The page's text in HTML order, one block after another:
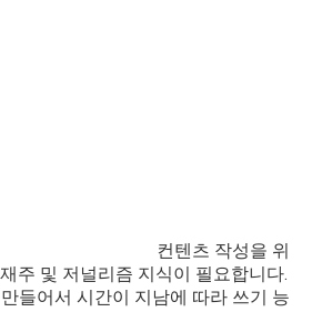
컨텐츠 작성을 위
주 및 저널리즘 지식이 필요합니다.
들어서 시간이 지남에 따라 쓰기 능